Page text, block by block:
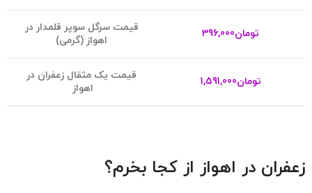
تومان396,000
قیمت سرگل سوپر قلمدار در
اهواز (گرمی)
تومان1,591,000
قیمت یک مثقال زعفران در
اهواز
زعفران در اهواز از کجا بخرم؟